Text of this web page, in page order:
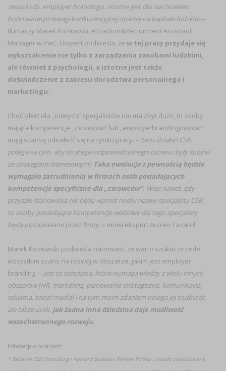
zespołu ds. employer brandingu. Istotne jest dla nas bowiem
budowanie przewagi konkurencyjnej opartej na kapitale ludzkim.–
tłumaczy Marek Kozłowski, Attraction&Recruitment Assistant
Manager w PwC. Ekspert podkreśla, że w tej pracy przydaje się
wykształcenie nie tylko z zarządzania zasobami ludzkimi,
ale również z psychologii, a istotne jest także
doświadczenie z zakresu doradztwa personalnego i
marketingu.
Choć ofert dla „nowych” specjalistów nie ma zbyt dużo, to osoby
mające kompetencje „csrowców” lub „employerbrandingowców”
mają szansę odnaleźć się na rynku pracy. – Sens działań CSR
polega na tym, aby strategie odpowiedzialnego biznesu były spójne
ze strategiami biznesowymi. Taka ewolucja z pewnością będzie
wymagała zatrudniania w firmach osób posiadających
kompetencje specyficzne dla „csrowców”. Więc nawet, gdy
przyszłe stanowiska nie będą wprost nosiły nazwy specjalisty CSR,
to osoby posiadające kompetencje właściwe dla tego specjalisty
będą poszukiwane przez firmy. – mówi ekspert Accreo Taxand.
Marek Kozłowski podkreśla natomiast, że warto szukać przede
wszystkim szans na rozwój w obszarze, jakim jest employer
branding. – Jest to dziedzina, która wymaga wiedzy z wielu innych
obszarów (HR, marketing, planowanie strategiczne, komunikacja,
reklama, social media) i na tym moim zdaniem polega jej trudność,
ale także urok. Jak żadna inna dziedzina daje możliwość
wszechstronnego rozwoju.
Informacja o badaniach:
* Badanie CSR Consulting i Harvard Business Review Polska zostało zrealizowane